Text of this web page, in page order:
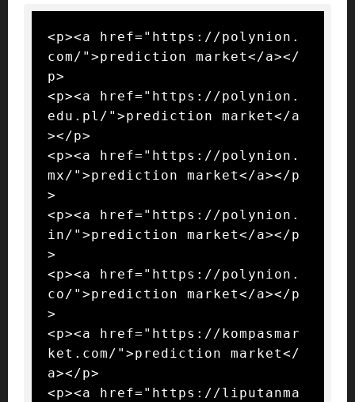
<p><a href="https://polynion.
com/">prediction market</a></
p>
<p><a href="https://polynion.
edu.pl/">prediction market</a
></p>
<p><a href="https://polynion.
mx/">prediction market</a></p
>
<p><a href="https://polynion.
in/">prediction market</a></p
>
<p><a href="https://polynion.
co/">prediction market</a></p
>
<p><a href="https://kompasmar
ket.com/">prediction market</
a></p>
<p><a href="https://liputanma